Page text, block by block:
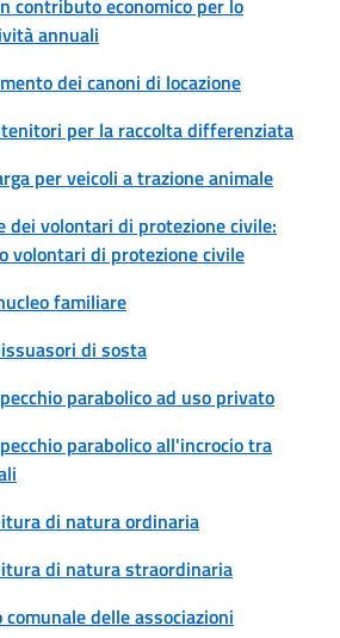
annuali
dei canoni di locazione
per la raccolta differenziata
per veicoli a trazione animale
dei volontari di protezione civile:
volontari di protezione civile
familiare
di sosta
parabolico ad uso privato
parabolico all'incrocio tra
di natura ordinaria
di natura straordinaria
delle associazioni